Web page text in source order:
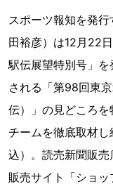
スポーツ報知を発
田裕彦）は12月22
駅伝展望特別号」
される「第98回東
伝）」の見どころ
チームを徹底取材
込）。読売新聞販
販売サイト「ショッ